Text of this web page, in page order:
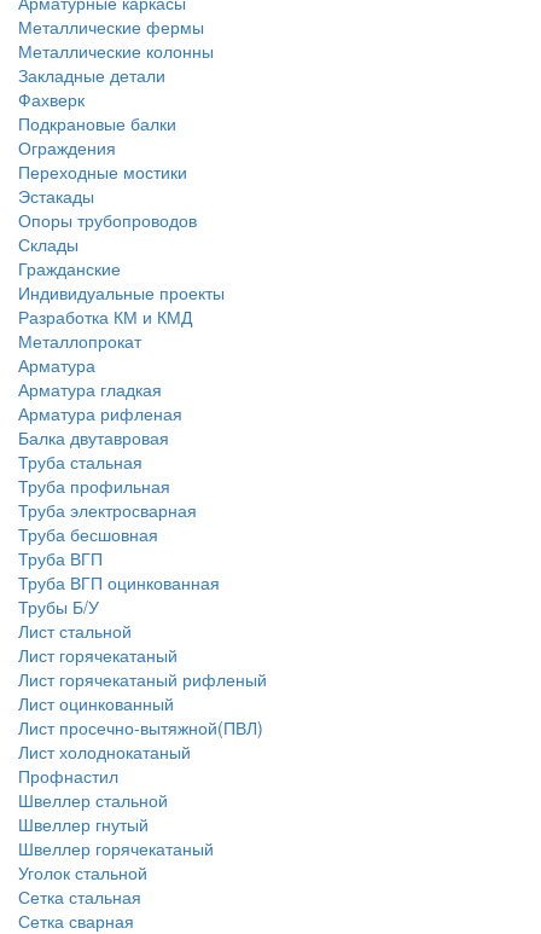
Металлические фермы
Металлические колонны
Закладные детали
Фахверк
Подкрановые балки
Ограждения
Переходные мостики
Эстакады
Опоры трубопроводов
Склады
Гражданские
Индивидуальные проекты
Разработка КМ и КМД
Металлопрокат
Арматура
Арматура гладкая
Арматура рифленая
Балка двутавровая
Труба стальная
Труба профильная
Труба электросварная
Труба бесшовная
Труба ВГП
Труба ВГП оцинкованная
Трубы Б/У
Лист стальной
Лист горячекатаный
Лист горячекатаный рифленый
Лист оцинкованный
Лист просечно-вытяжной(ПВЛ)
Лист холоднокатаный
Профнастил
Швеллер стальной
Швеллер гнутый
Швеллер горячекатаный
Уголок стальной
Сетка стальная
Сетка сварная